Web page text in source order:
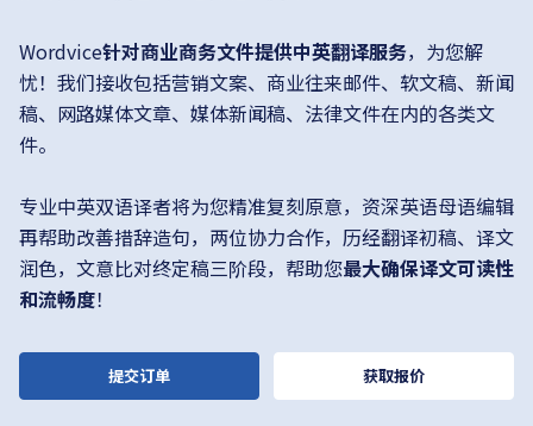
Wordvice针对商业商务文件提供中英翻译服务，为您解
忧！我们接收包括营销文案、商业往来邮件、软文稿、新闻
稿、网路媒体文章、媒体新闻稿、法律文件在内的各类文
专业中英双语译者将为您精准复刻原意，资深英语母语编辑
再帮助改善措辞造句，两位协力合作，历经翻译初稿、译文
润色，文意比对终定稿三阶段，帮助您
提交订单 获取报价